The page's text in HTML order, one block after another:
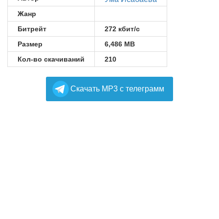
Жанр
Битрейт
272 кбит/с
Размер
6,486 MB
Кол-во скачиваний
210
Cкачать MP3 с телеграмм